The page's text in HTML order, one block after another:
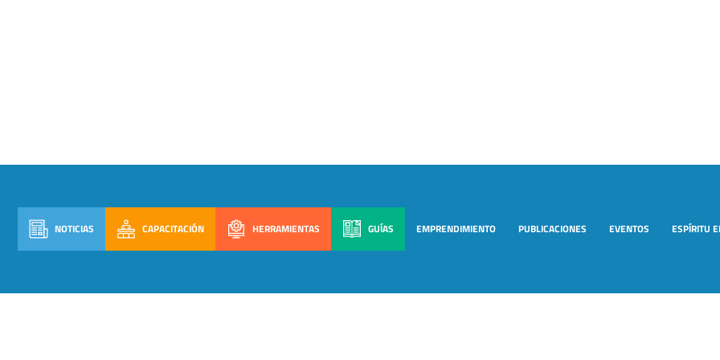
NOTICIAS CAPACITACIÓN HERRAMIENTAS GUÍAS EMPRENDIMIENTO PUBLICACIONES EVENTOS ESPÍRITU